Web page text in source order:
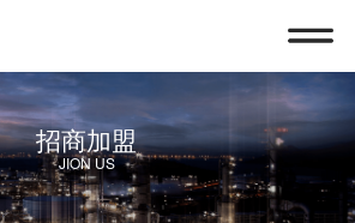
招商加盟
JION US